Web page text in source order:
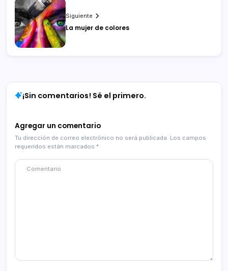
Siguiente
La mujer de colores
¡Sin comentarios! Sé el primero.
Agregar un comentario
Tu dirección de correo electrónico no será publicada. Los campos
requeridos están marcados *